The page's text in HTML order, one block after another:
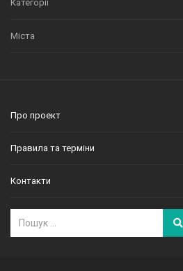
Категорії
Міста
Про проект
Правила та терміни
Контакти